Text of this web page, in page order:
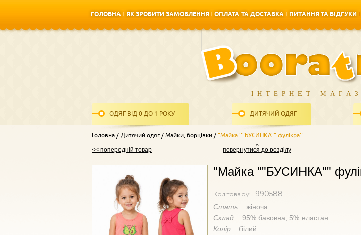
ГОЛОВНА
ЯК ЗРОБИТИ ЗАМОВЛЕННЯ
ОПЛАТА ТА ДОСТАВКА
ПИТАННЯ ТА ВІДГУКИ
ІНТЕРНЕТ-
ОДЯГ ВІД 0 ДО 1 РОКУ ДИТЯЧИЙ ОДЯГ
Головна Дитячий одяг Майки, борцівки "Майка ""БУСИНКА"" фулікра"
<< попередній товар повернутися до розділу
"Майка ""БУСИНКА""
Код товару: 990588
Стать: жіноча
Склад: 95% бавовна, 5% еластан
Колір: білий